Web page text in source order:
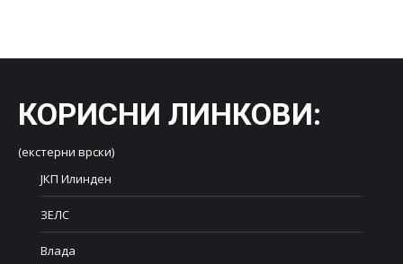
КОРИСНИ ЛИНКОВИ:
(екстерни врски)
ЈКП Илинден
ЗЕЛС
Влада